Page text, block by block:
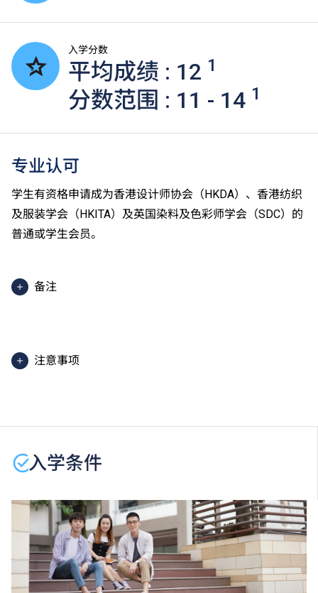
入学分数
平均成绩 : 12 1
分数范围 : 11 - 14 1
专业认可
学生有资格申请成为香港设计师协会（HKDA）、香港纺织
及服装学会（HKITA）及英国染料及色彩师学会（SDC）的
普通或学生会员。
备注
数。分数只供参考。（分数对应为：5**=7分；5*=6
分；5=5分；4=4分；3=3分；2=2分；1=1分）
注意事项
学生或须于其他VTC院校上课。VTC可因应情况取消任
分校／上课地点。
入学条件